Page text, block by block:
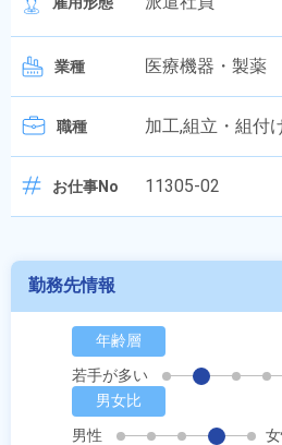
業種 医療機器・製薬
職種 加工,組立・組付
お仕事No 11305-02
勤務先情報
年齢層
若手が多い
男女比
男性